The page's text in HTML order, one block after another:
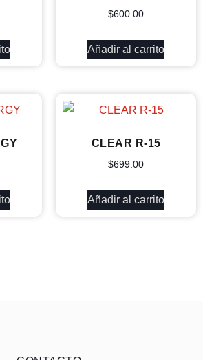
$600.00
Añadir al carrito
CLEAR R-15
$699.00
Añadir al carrito